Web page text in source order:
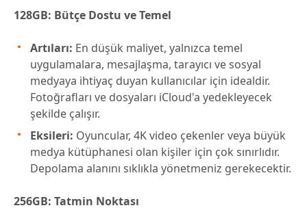
128GB: Bütçe Dostu ve Temel
Artıları: En düşük maliyet, yalnızca temel
uygulamalara, mesajlaşma, tarayıcı ve sosyal
medyaya ihtiyaç duyan kullanıcılar için idealdir.
Fotoğrafları ve dosyaları iCloud'a yedekleyecek
şekilde çalışır.
Eksileri: Oyuncular, 4K video çekenler veya büyük
medya kütüphanesi olan kişiler için çok sınırlıdır.
Depolama alanını sıklıkla yönetmeniz gerekecektir.
256GB: Tatmin Noktası